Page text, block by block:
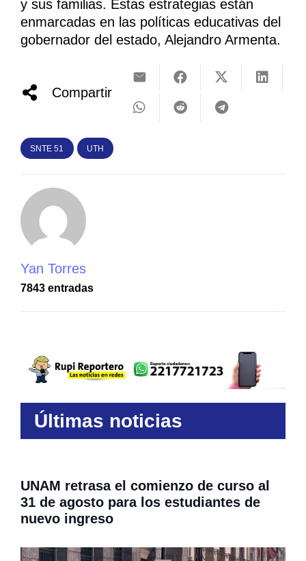
y sus familias. Estas estrategias están
enmarcadas en las políticas educativas del
gobernador del estado, Alejandro Armenta.
Compartir
SNTE 51 UTH
Yan Torres
7843 entradas
Últimas noticias
UNAM retrasa el comienzo de curso al
31 de agosto para los estudiantes de
nuevo ingreso